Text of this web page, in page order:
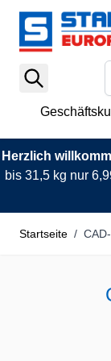
Zum Inhalt
Herzlich
bis 31,5 kg nur
Startseite /